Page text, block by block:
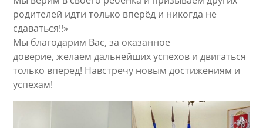
родителей идти только вперёд и никогда не
сдаваться!!»
Мы благодарим Вас, за оказанное
доверие, желаем дальнейших успехов и двигаться
только вперед! Навстречу новым достижениям и
успехам!